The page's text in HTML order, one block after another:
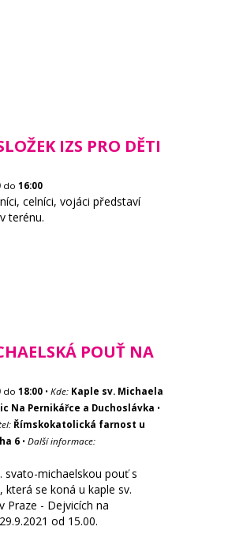
IZS PRO DĚTI
do 16:00
celníci, vojáci představí
terénu.
POUŤ NA
do 18:00 • Kde: Kaple sv. Michaela
Na Pernikářce a Duchoslávka •
Římskokatolická farnost u
6 • Další informace:
svato-michaelskou pouť s
se koná u kaple sv.
Praze - Dejvicích na
od 15.00.